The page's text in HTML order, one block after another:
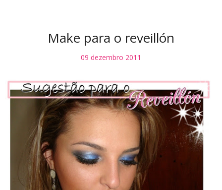
Make para o reveillón
09 dezembro 2011